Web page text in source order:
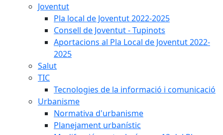
Joventut
Pla local de Joventut 2022-2025
Consell de Joventut - Tupinots
Aportacions al Pla Local de Joventut 2022-
2025
Salut
TIC
Tecnologies de la informació i comunicació
Urbanisme
Normativa d'urbanisme
Planejament urbanístic